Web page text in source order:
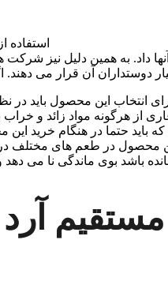
داد. به همین دلیل نیز
دوستداران آن قرار می‌
انتخاب این محصول باید در
از هرگونه مواد زائد و خراب
که باید حتما در هنگام خرید
محصول در طعم های مختلف
باشد بوی ماندگی نا می دهد و